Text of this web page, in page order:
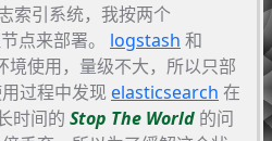
索引系统，我按两个
点来部署。 logstash 和
境使用，量级不大，所以只部
过程中发现elasticsearch 在
时间的 Stop The World的问